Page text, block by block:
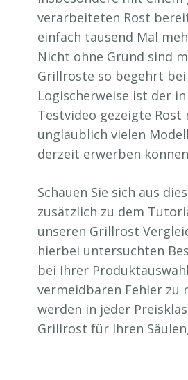
verarbeiteten Rost
einfach tausend Mal
Nicht ohne Grund sind
Grillroste so begehrt bei
Logischerweise ist der
Testvideo gezeigte Rost
unglaublich vielen
derzeit erwerben
Schauen Sie sich aus
zusätzlich zu dem
unseren Grillrost
hierbei untersuchten
bei Ihrer
vermeidbaren Fehler zu
werden in jeder
Grillrost für Ihren